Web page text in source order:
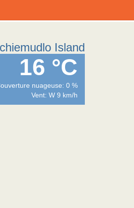
Island
16 °C
nuageuse: 0 %
Vent: W 9 km/h